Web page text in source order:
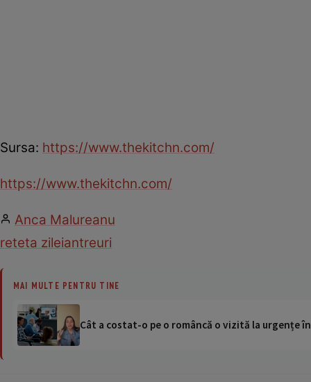
Sursa: https://www.thekitchn.com/
https://www.thekitchn.com/
Anca Malureanu
reteta zileiantreuri
MAI MULTE PENTRU TINE
Cât a costat-o pe o româncă o vizită la urgențe